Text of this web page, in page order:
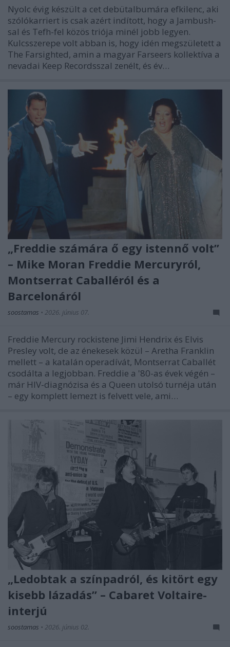
Nyolc évig készült a cet debütalbumára efkilenc, aki
szólókarriert is csak azért indított, hogy a Jambush-
sal és Tefh-fel közös triója minél jobb legyen.
Kulcsszerepe volt abban is, hogy idén megszületett a
The Farsighted, amin a magyar Farseers kollektíva a
nevadai Keep Recordsszal zenélt, és év…
„Freddie számára ő egy istennő volt”
– Mike Moran Freddie Mercuryról,
Montserrat Caballéról és a
Barcelonáról
soostamas • 2026. június 07.
Freddie Mercury rockistene Jimi Hendrix és Elvis
Presley volt, de az énekesek közül – Aretha Franklin
mellett – a katalán operadívát, Montserrat Caballét
csodálta a legjobban. Freddie a '80-as évek végén –
már HIV-diagnózisa és a Queen utolsó turnéja után
– egy komplett lemezt is felvett vele, ami…
„Ledobtak a színpadról, és kitört egy
kisebb lázadás” – Cabaret Voltaire-
interjú
soostamas • 2026. június 02.